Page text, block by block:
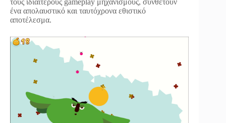
τους ιδιαίτερους gameplay μηχανισμούς, συνθέτουν
ένα απολαυστικό και ταυτόχρονα εθιστικό
αποτέλεσμα.